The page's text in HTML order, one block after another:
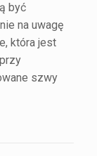
być
na uwagę
która jest
szwy